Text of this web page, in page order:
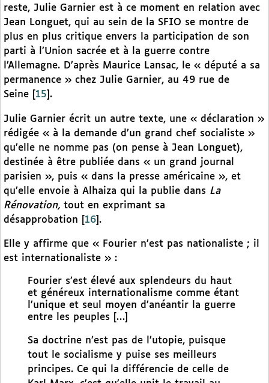
reste, Julie Garnier est à ce moment en relation avec
Jean Longuet, qui au sein de la SFIO se montre de
plus en plus critique envers la participation de son
parti à l’Union sacrée et à la guerre contre
l’Allemagne. D’après Maurice Lansac, le « député a sa
permanence » chez Julie Garnier, au 49 rue de
Seine
15 .
Julie Garnier écrit un autre texte, une « déclaration »
rédigée « à la demande d’un grand chef socialiste »
qu’elle ne nomme pas (on pense à Jean Longuet),
destinée à être publiée dans « un grand journal
parisien », puis « dans la presse américaine », et
qu’elle envoie à Alhaiza qui la publie dans La
Rénovation, tout en exprimant sa
désapprobation
16 .
Elle y affirme que « Fourier n’est pas nationaliste ; il
est internationaliste » :
Fourier s’est élevé aux splendeurs du haut
et généreux internationalisme comme étant
l’unique et seul moyen d’anéantir la guerre
entre les peuples […]
Sa doctrine n’est pas de l’utopie, puisque
tout le socialisme y puise ses meilleurs
principes. Ce qui la différencie de celle de